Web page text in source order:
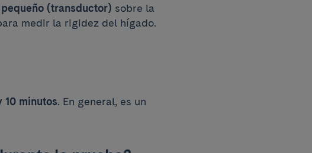
(transductor) sobre la
medir la rigidez del hígado.
10 minutos. En general, es un